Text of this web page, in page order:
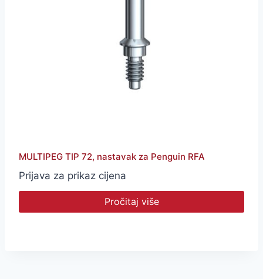
MULTIPEG TIP 72, nastavak za Penguin RFA
Prijava za prikaz cijena
Pročitaj više